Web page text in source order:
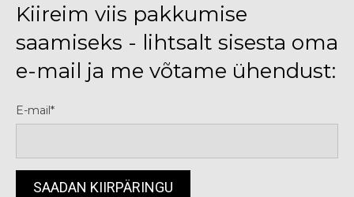
Kiireim viis pakkumise
saamiseks - lihtsalt sisesta oma
e-mail ja me võtame ühendust:
E-mail